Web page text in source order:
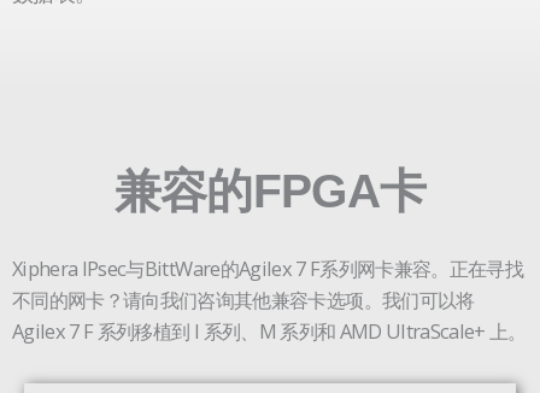
兼容的FPGA卡
Xiphera IPsec与BittWare的Agilex 7 F系列网卡兼容。正在寻找
不同的网卡？请向我们咨询其他兼容卡选项。我们可以将
Agilex 7 F 系列移植到 I 系列、M 系列和 AMD UltraScale+ 上。